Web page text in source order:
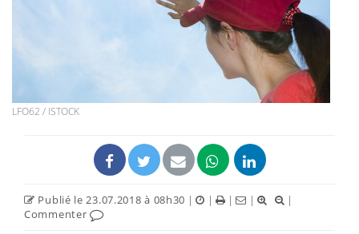
LFO62 / ISTOCK
Publié le 23.07.2018 à 08h30 | | | |
|
Commenter